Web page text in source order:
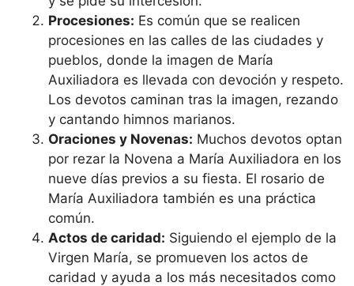
Procesiones: Es común que se realicen
procesiones en las calles de las ciudades y
pueblos, donde la imagen de María
Auxiliadora es llevada con devoción y respeto.
Los devotos caminan tras la imagen, rezando
y cantando himnos marianos.
Oraciones y Novenas: Muchos devotos optan
por rezar la Novena a María Auxiliadora en los
nueve días previos a su fiesta. El rosario de
María Auxiliadora también es una práctica
común.
Actos de caridad: Siguiendo el ejemplo de la
Virgen María, se promueven los actos de
caridad y ayuda a los más necesitados como